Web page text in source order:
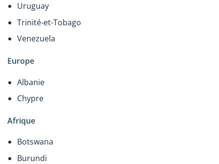
Uruguay
Trinité-et-Tobago
Venezuela
Europe
Albanie
Chypre
Afrique
Botswana
Burundi